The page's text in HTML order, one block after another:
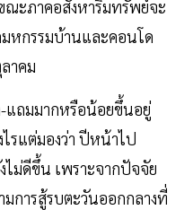
ณะภาคอสังหาริมทรัพย์จะ
หกรรมบ้านและคอนโด
าคม
แถมมากหรือน้อยขึ้นอยู่
รแต่มองว่า ปีหน้าไป
ม่ดีขึ้น เพราะจากปัจจัย
การสู้รบตะวันออกกลางที่